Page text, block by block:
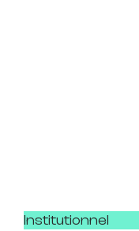
Institutionnel